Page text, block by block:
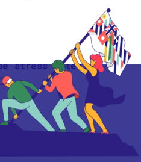
viennent « faire la
organisation
Maddyness, SoGood
Il explique
stress intense.